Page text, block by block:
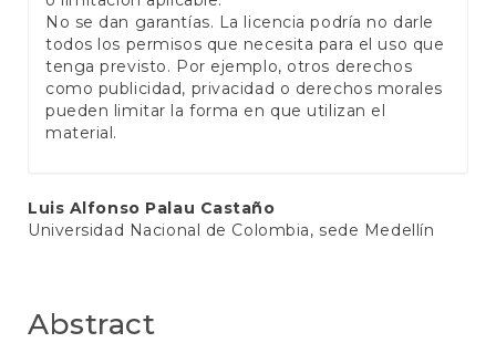
No se dan garantías. La licencia podría no darle
todos los permisos que necesita para el uso que
tenga previsto. Por ejemplo, otros derechos
como publicidad, privacidad o derechos morales
pueden limitar la forma en que utilizan el
material.
Main
Article
Luis Alfonso Palau Castaño
Universidad Nacional de Colombia, sede Medellín
Abstract